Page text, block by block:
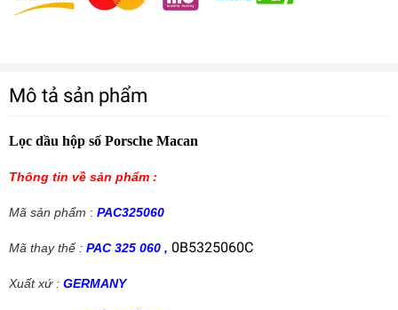
Mô tả sản phẩm
Lọc dầu hộp số Porsche Macan
Thông tin về sản phẩm :
Mã sản phẩm : PAC325060
Mã thay thế : PAC 325 060 , 0B5325060C
Xuất xứ : GERMANY